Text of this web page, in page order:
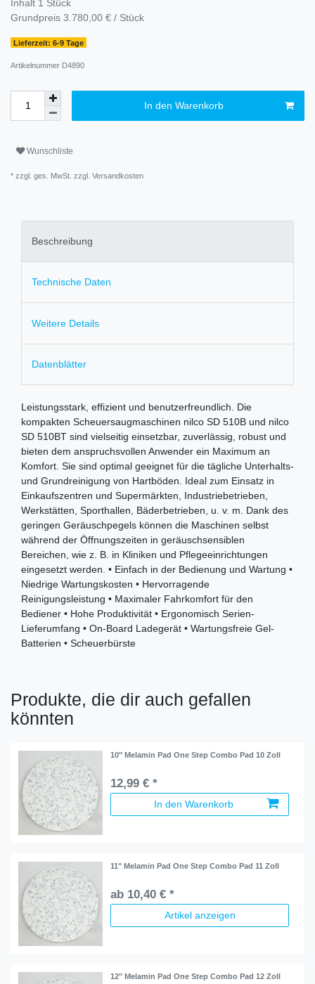
Inhalt 1 Stück
Grundpreis 3.780,00 € / Stück
Lieferzeit: 6-9 Tage
Artikelnummer D4890
In den Warenkorb
Wunschliste
* zzgl. ges. MwSt. zzgl. Versandkosten
Beschreibung
Technische Daten
Weitere Details
Datenblätter
Leistungsstark, effizient und benutzerfreundlich. Die
kompakten Scheuersaugmaschinen nilco SD 510B und nilco
SD 510BT sind vielseitig einsetzbar, zuverlässig, robust und
bieten dem anspruchsvollen Anwender ein Maximum an
Komfort. Sie sind optimal geeignet für die tägliche Unterhalts-
und Grundreinigung von Hartböden. Ideal zum Einsatz in
Einkaufszentren und Supermärkten, Industriebetrieben,
Werkstätten, Sporthallen, Bäderbetrieben, u. v. m. Dank des
geringen Geräuschpegels können die Maschinen selbst
während der Öffnungszeiten in geräuschsensiblen
Bereichen, wie z. B. in Kliniken und Pflegeeinrichtungen
eingesetzt werden. • Einfach in der Bedienung und Wartung •
Niedrige Wartungskosten • Hervorragende
Reinigungsleistung • Maximaler Fahrkomfort für den
Bediener • Hohe Produktivität • Ergonomisch Serien-
Lieferumfang • On-Board Ladegerät • Wartungsfreie Gel-
Batterien • Scheuerbürste
Produkte, die dir auch gefallen
könnten
10" Melamin Pad One Step Combo Pad 10 Zoll
12,99 € *
In den Warenkorb
11" Melamin Pad One Step Combo Pad 11 Zoll
ab 10,40 € *
Artikel anzeigen
12" Melamin Pad One Step Combo Pad 12 Zoll